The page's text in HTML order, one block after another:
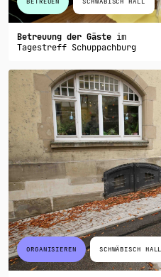
Betreuung der Gäste im
Tagestreff Schuppachburg
ORGANISIEREN SCHWÄBISCH HALL